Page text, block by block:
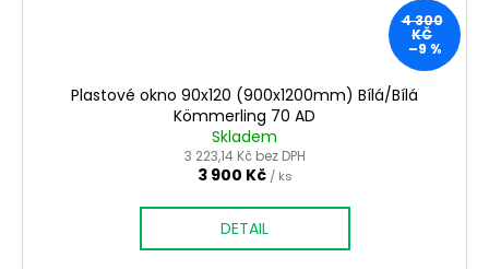
4 300
KČ
–9 %
Plastové okno 90x120 (900x1200mm) Bílá/Bílá
Kömmerling 70 AD
Skladem
3 223,14 Kč bez DPH
3 900 Kč / ks
DETAIL